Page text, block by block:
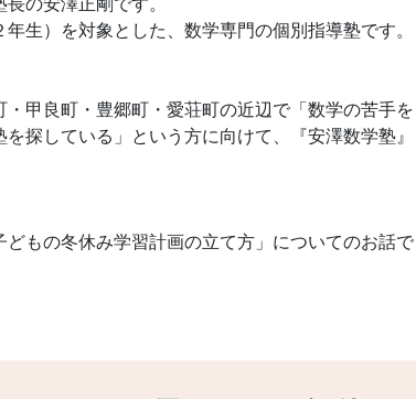
生）を対象とした、数学専門の個別指導塾です。
甲良町・豊郷町・愛荘町の近辺で「数学の苦手を
探している」という方に向けて、
『安澤数学塾』
もの冬休み学習計画の立て方」についてのお話で